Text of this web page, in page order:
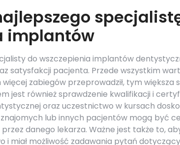
implantów
do wszczepienia implantów
satysfakcji pacjenta. Przede wszystkim
zabiegów przeprowadził, tym większa
jest również sprawdzenie kwalifikacji i
oraz uczestnictwo w kursach
lub innych pacjentów mogą być
przez danego lekarza. Ważne jest także to,
i miał możliwość zadawania pytań